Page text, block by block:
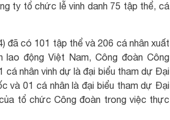
ty tổ chức lễ vinh danh 75 tập thể, cá
đã có 101 tập thể và 206 cá nhân xuất
động Việt Nam, Công đoàn Công
nhân vinh dự là đại biểu tham dự Đại
và 01 cá nhân là đại biểu tham dự Đại
tổ chức Công đoàn trong việc thực